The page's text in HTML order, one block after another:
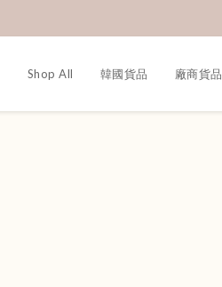
Shop All 韓國貨品 廠商貨品